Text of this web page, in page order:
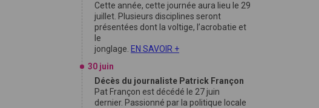
Cette année, cette journée aura lieu le 29
juillet. Plusieurs disciplines seront
présentées dont la voltige, l’acrobatie et
le
jonglage. EN SAVOIR +
30 juin
Décès du journaliste Patrick Françon
Pat Françon est décédé le 27 juin
dernier. Passionné par la politique locale